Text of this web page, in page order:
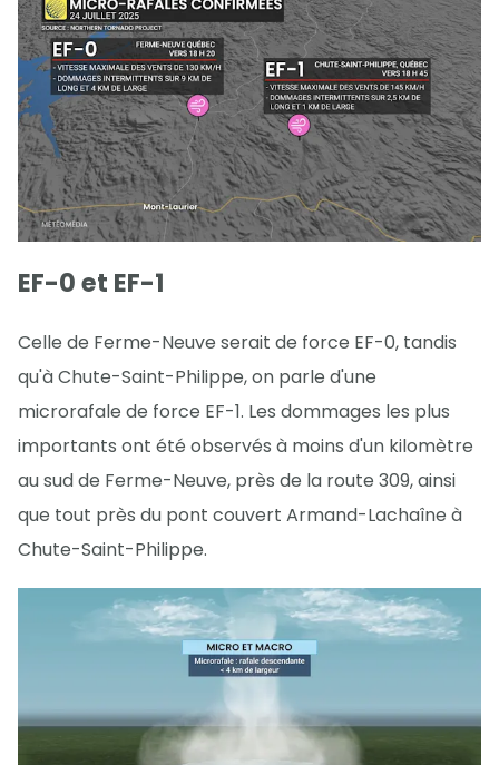
EF-0 et EF-1
Celle de Ferme-Neuve serait de force EF-0, tandis
qu'à Chute-Saint-Philippe, on parle d'une
microrafale de force EF-1. Les dommages les plus
importants ont été observés à moins d'un kilomètre
au sud de Ferme-Neuve, près de la route 309, ainsi
que tout près du pont couvert Armand-Lachaîne à
Chute-Saint-Philippe.